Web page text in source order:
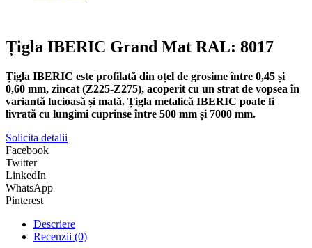
Țigla IBERIC Grand Mat RAL: 8017
Țigla IBERIC este profilată din oțel de grosime între 0,45 și
0,60 mm, zincat (Z225-Z275), acoperit cu un strat de vopsea în
variantă lucioasă și mată. Țigla metalică IBERIC poate fi
livrată cu lungimi cuprinse între 500 mm și 7000 mm.
Solicita detalii
Facebook
Twitter
LinkedIn
WhatsApp
Pinterest
Descriere
Recenzii (0)